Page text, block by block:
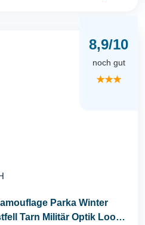
8,9/10
noch gut
★★★
Parka Winter
Tarn Militär Optik Look